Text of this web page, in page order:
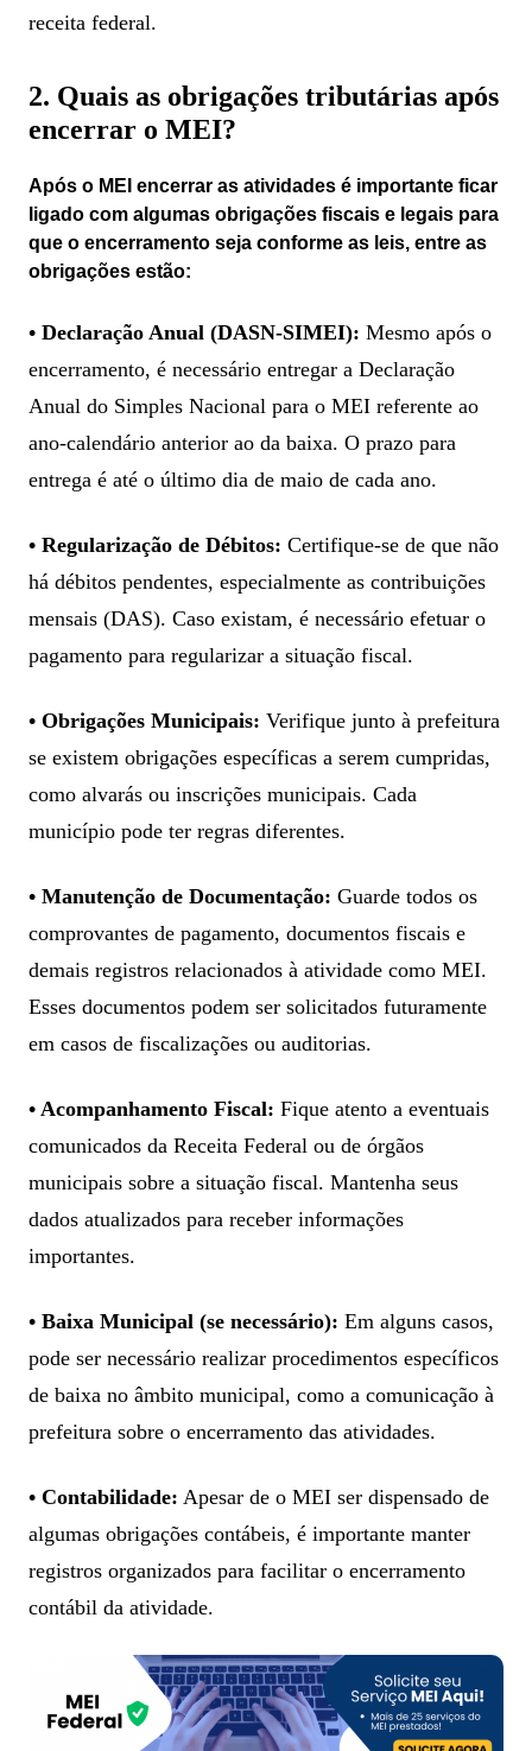
receita federal.
2. Quais as obrigações tributárias após
encerrar o MEI?
Após o MEI encerrar as atividades é importante ficar
ligado com algumas obrigações fiscais e legais para
que o encerramento seja conforme as leis, entre as
obrigações estão:
• Declaração Anual (DASN-SIMEI): Mesmo após o
encerramento, é necessário entregar a Declaração
Anual do Simples Nacional para o MEI referente ao
ano-calendário anterior ao da baixa. O prazo para
entrega é até o último dia de maio de cada ano.
• Regularização de Débitos: Certifique-se de que não
há débitos pendentes, especialmente as contribuições
mensais (DAS). Caso existam, é necessário efetuar o
pagamento para regularizar a situação fiscal.
• Obrigações Municipais: Verifique junto à prefeitura
se existem obrigações específicas a serem cumpridas,
como alvarás ou inscrições municipais. Cada
município pode ter regras diferentes.
• Manutenção de Documentação: Guarde todos os
comprovantes de pagamento, documentos fiscais e
demais registros relacionados à atividade como MEI.
Esses documentos podem ser solicitados futuramente
em casos de fiscalizações ou auditorias.
• Acompanhamento Fiscal: Fique atento a eventuais
comunicados da Receita Federal ou de órgãos
municipais sobre a situação fiscal. Mantenha seus
dados atualizados para receber informações
importantes.
• Baixa Municipal (se necessário): Em alguns casos,
pode ser necessário realizar procedimentos específicos
de baixa no âmbito municipal, como a comunicação à
prefeitura sobre o encerramento das atividades.
• Contabilidade: Apesar de o MEI ser dispensado de
algumas obrigações contábeis, é importante manter
registros organizados para facilitar o encerramento
contábil da atividade.